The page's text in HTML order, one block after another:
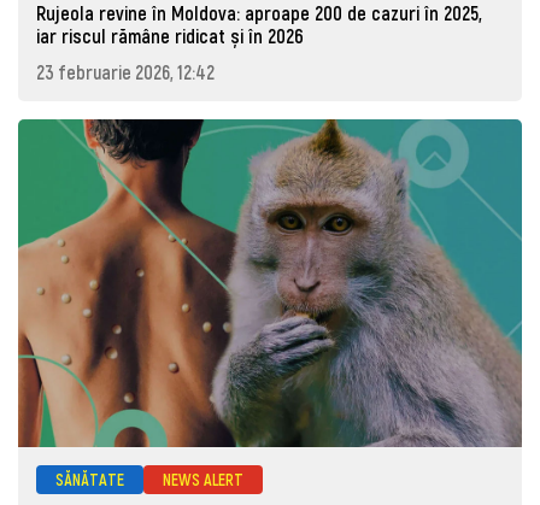
Rujeola revine în Moldova: aproape 200 de cazuri în 2025,
iar riscul rămâne ridicat și în 2026
23 februarie 2026, 12:42
SĂNĂTATE NEWS ALERT